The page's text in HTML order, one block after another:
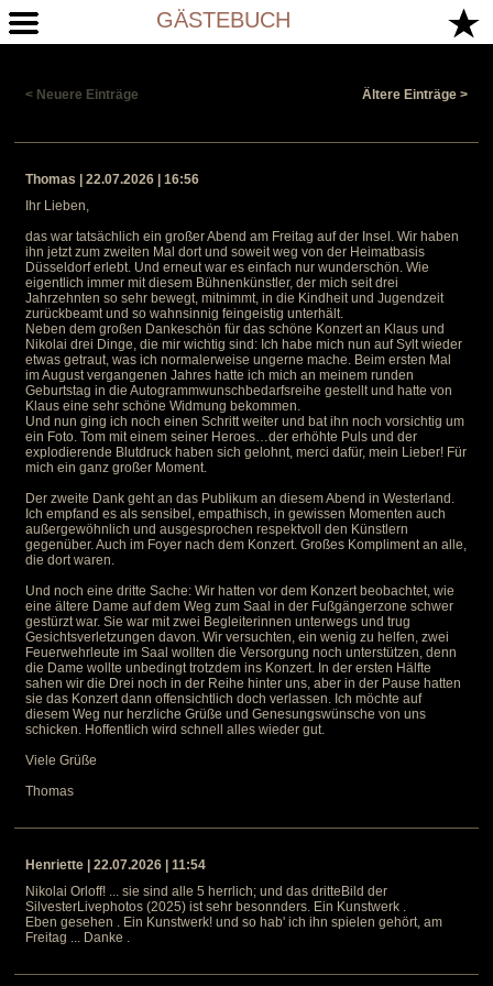
Ältere Einträge >
< Neuere Einträge
Thomas | 22.07.2026 | 16:56
Ihr Lieben,
das war tatsächlich ein großer Abend am Freitag auf der Insel. Wir haben
ihn jetzt zum zweiten Mal dort und soweit weg von der Heimatbasis
Düsseldorf erlebt. Und erneut war es einfach nur wunderschön. Wie
eigentlich immer mit diesem Bühnenkünstler, der mich seit drei
Jahrzehnten so sehr bewegt, mitnimmt, in die Kindheit und Jugendzeit
zurückbeamt und so wahnsinnig feingeistig unterhält.
Neben dem großen Dankeschön für das schöne Konzert an Klaus und
Nikolai drei Dinge, die mir wichtig sind: Ich habe mich nun auf Sylt wieder
etwas getraut, was ich normalerweise ungerne mache. Beim ersten Mal
im August vergangenen Jahres hatte ich mich an meinem runden
Geburtstag in die Autogrammwunschbedarfsreihe gestellt und hatte von
Klaus eine sehr schöne Widmung bekommen.
Und nun ging ich noch einen Schritt weiter und bat ihn noch vorsichtig um
ein Foto. Tom mit einem seiner Heroes…der erhöhte Puls und der
explodierende Blutdruck haben sich gelohnt, merci dafür, mein Lieber! Für
mich ein ganz großer Moment.
Der zweite Dank geht an das Publikum an diesem Abend in Westerland.
Ich empfand es als sensibel, empathisch, in gewissen Momenten auch
außergewöhnlich und ausgesprochen respektvoll den Künstlern
gegenüber. Auch im Foyer nach dem Konzert. Großes Kompliment an alle,
die dort waren.
Und noch eine dritte Sache: Wir hatten vor dem Konzert beobachtet, wie
eine ältere Dame auf dem Weg zum Saal in der Fußgängerzone schwer
gestürzt war. Sie war mit zwei Begleiterinnen unterwegs und trug
Gesichtsverletzungen davon. Wir versuchten, ein wenig zu helfen, zwei
Feuerwehrleute im Saal wollten die Versorgung noch unterstützen, denn
die Dame wollte unbedingt trotzdem ins Konzert. In der ersten Hälfte
sahen wir die Drei noch in der Reihe hinter uns, aber in der Pause hatten
sie das Konzert dann offensichtlich doch verlassen. Ich möchte auf
diesem Weg nur herzliche Grüße und Genesungswünsche von uns
schicken. Hoffentlich wird schnell alles wieder gut.
Viele Grüße
Thomas
Henriette | 22.07.2026 | 11:54
Nikolai Orloff! ... sie sind alle 5 herrlich; und das dritteBild der
SilvesterLivephotos (2025) ist sehr besonnders. Ein Kunstwerk .
Eben gesehen . Ein Kunstwerk! und so hab' ich ihn spielen gehört, am
Freitag ... Danke .
GÄSTEBUCH